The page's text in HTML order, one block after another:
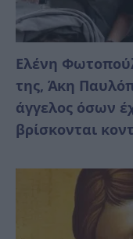
Ελένη
της, Άκη
άγγελος όσων
βρίσκονται